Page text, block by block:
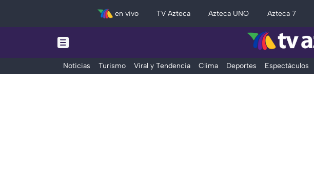
en vivo TV Azteca Azteca UNO Azteca 7
Noticias Turismo Viral y Tendencia Clima Deportes Espectáculos